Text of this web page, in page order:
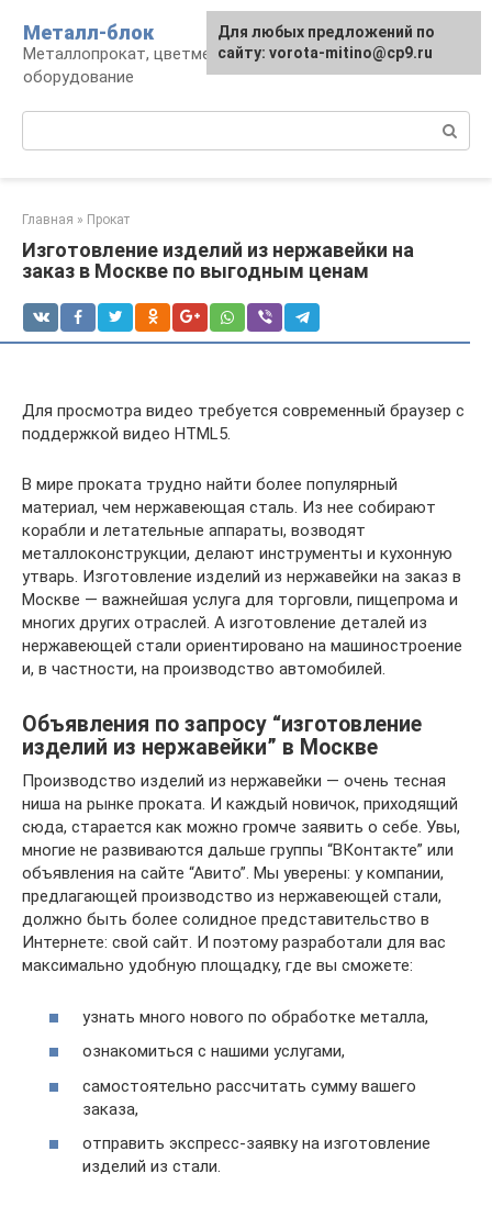
контенту
Металл-блок
Металлопрокат, цветмет, обработка и
оборудование
Главная » Прокат
Изготовление изделий из нержавейки на
заказ в Москве по выгодным ценам
Для просмотра видео требуется современный браузер с
поддержкой видео HTML5.
В мире проката трудно найти более популярный
материал, чем нержавеющая сталь. Из нее собирают
корабли и летательные аппараты, возводят
металлоконструкции, делают инструменты и кухонную
утварь. Изготовление изделий из нержавейки на заказ в
Москве — важнейшая услуга для торговли, пищепрома и
многих других отраслей. А изготовление деталей из
нержавеющей стали ориентировано на машиностроение
и, в частности, на производство автомобилей.
Объявления по запросу “изготовление
изделий из нержавейки” в Москве
Производство изделий из нержавейки — очень тесная
ниша на рынке проката. И каждый новичок, приходящий
сюда, старается как можно громче заявить о себе. Увы,
многие не развиваются дальше группы “ВКонтакте” или
объявления на сайте “Авито”. Мы уверены: у компании,
предлагающей производство из нержавеющей стали,
должно быть более солидное представительство в
Интернете: свой сайт. И поэтому разработали для вас
максимально удобную площадку, где вы сможете:
узнать много нового по обработке металла,
ознакомиться с нашими услугами,
самостоятельно рассчитать сумму вашего
заказа,
отправить экспресс-заявку на изготовление
изделий из стали.
Для любых предложений по
сайту: vorota-mitino@cp9.ru